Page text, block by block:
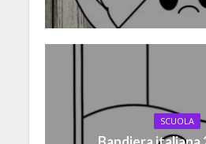
SCUOLA